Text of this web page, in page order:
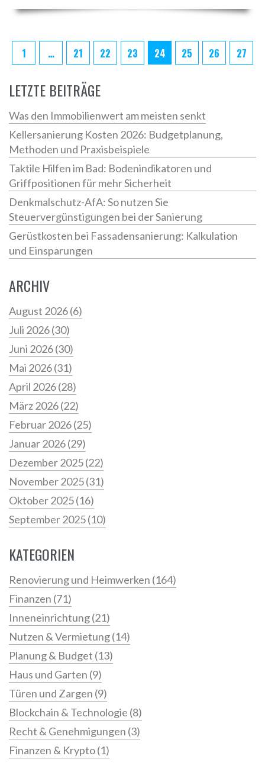
optimale Lösung für Zuhause oder das Büro zu finden.
1 … 21 22 23 24 25 26 27
LETZTE BEITRÄGE
Was den Immobilienwert am meisten senkt
Kellersanierung Kosten 2026: Budgetplanung,
Methoden und Praxisbeispiele
Taktile Hilfen im Bad: Bodenindikatoren und
Griffpositionen für mehr Sicherheit
Denkmalschutz-AfA: So nutzen Sie
Steuervergünstigungen bei der Sanierung
Gerüstkosten bei Fassadensanierung: Kalkulation
und Einsparungen
ARCHIV
August 2026(6)
Juli 2026(30)
Juni 2026(30)
Mai 2026(31)
April 2026(28)
März 2026(22)
Februar 2026(25)
Januar 2026(29)
Dezember 2025(22)
November 2025(31)
Oktober 2025(16)
September 2025(10)
KATEGORIEN
Renovierung und Heimwerken (164)
Finanzen (71)
Inneneinrichtung(21)
Nutzen & Vermietung(14)
Planung & Budget (13)
Haus und Garten (9)
Türen und Zargen (9)
Blockchain & Technologie (8)
Recht & Genehmigungen (3)
Finanzen & Krypto(1)